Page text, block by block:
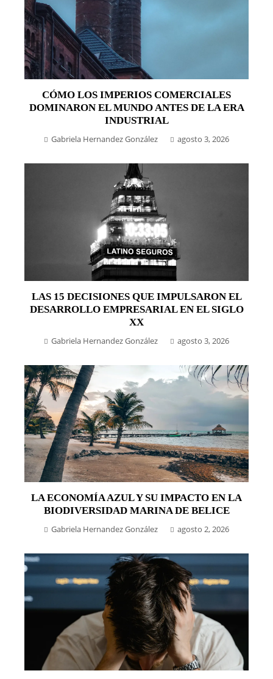
CÓMO LOS IMPERIOS COMERCIALES
DOMINARON EL MUNDO ANTES DE LA ERA
INDUSTRIAL
Gabriela Hernandez González agosto 3, 2026
LAS 15 DECISIONES QUE IMPULSARON EL
DESARROLLO EMPRESARIAL EN EL SIGLO
XX
Gabriela Hernandez González agosto 3, 2026
LA ECONOMÍA AZUL Y SU IMPACTO EN LA
BIODIVERSIDAD MARINA DE BELICE
Gabriela Hernandez González agosto 2, 2026